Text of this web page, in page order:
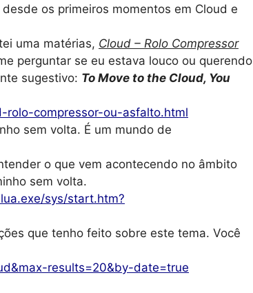
os primeiros momentos em Cloud e
uma matérias, Cloud – Rolo Compressor
perguntar se eu estava louco ou querendo
sugestivo: To Move to the Cloud, You
rolo-compressor-ou-asfalto.html
sem volta. É um mundo de
o que vem acontecendo no âmbito
sem volta.
sys/start.htm?
que tenho feito sobre este tema. Você
results=20&by-date=true